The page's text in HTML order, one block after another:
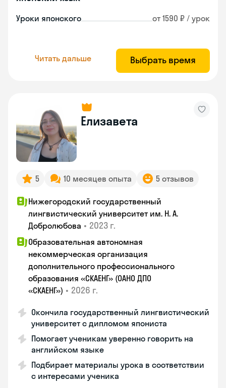
Уроки японского от 1590 ₽ / урок
Читать дальше Выбрать время
Елизавета
5 10 месяцев опыта 5 отзывов
Нижегородский государственный
лингвистический университет им. Н. А.
Добролюбова • 2023 г.
Образовательная автономная
некоммерческая организация
дополнительного профессионального
образования «СКАЕНГ» (ОАНО ДПО
«СКАЕНГ») • 2026 г.
Окончила государственный лингвистический
университет с дипломом япониста
Помогает ученикам уверенно говорить на
английском языке
Подбирает материалы урока в соответствии
с интересами ученика